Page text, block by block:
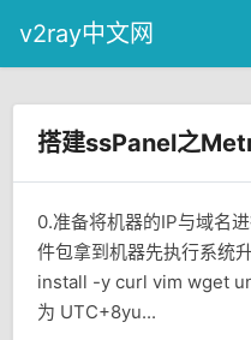
v2ray中文网
搭建ssPanel之
0.准备将机器的IP与域名
件包拿到机器先执行系统
install -y curl vim wget
为 UTC+8yu...